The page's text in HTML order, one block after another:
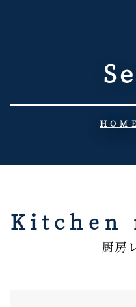
HOME
Kitchen
厨房